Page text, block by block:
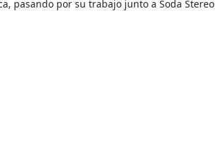
pasando por su trabajo junto a Soda Stereo